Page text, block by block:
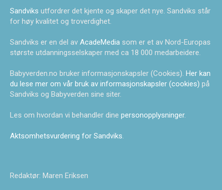
Sandviks utfordrer det kjente og skaper det nye. Sandviks står
for høy kvalitet og troverdighet.
Sandviks er en del av AcadeMedia som er et av Nord-Europas
største utdanningsselskaper med ca 18 000 medarbeidere.
Babyverden.no bruker informasjonskapsler (Cookies). Her kan
du lese mer om vår bruk av informasjonskapsler (cookies) på
Sandviks og Babyverden sine siter.
Les om hvordan vi behandler dine personopplysninger.
Aktsomhetsvurdering for Sandviks
Redaktør: Maren Eriksen